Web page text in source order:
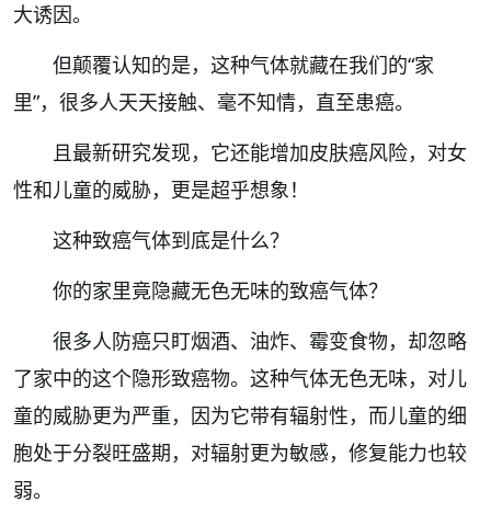
大诱因。
但颠覆认知的是，这种气体就藏在我们的“家
里”，很多人天天接触、毫不知情，直至患癌。
且最新研究发现，它还能增加皮肤癌风险，对女
性和儿童的威胁，更是超乎想象！
这种致癌气体到底是什么？
你的家里竟隐藏无色无味的致癌气体？
很多人防癌只盯烟酒、油炸、霉变食物，却忽略
了家中的这个隐形致癌物。这种气体无色无味，对儿
童的威胁更为严重，因为它带有辐射性，而儿童的细
胞处于分裂旺盛期，对辐射更为敏感，修复能力也较
弱。